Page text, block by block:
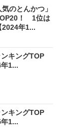
気のとんかつ」
！ 1位は
2024年1...
ンキングTOP
1...
ンキングTOP
1...